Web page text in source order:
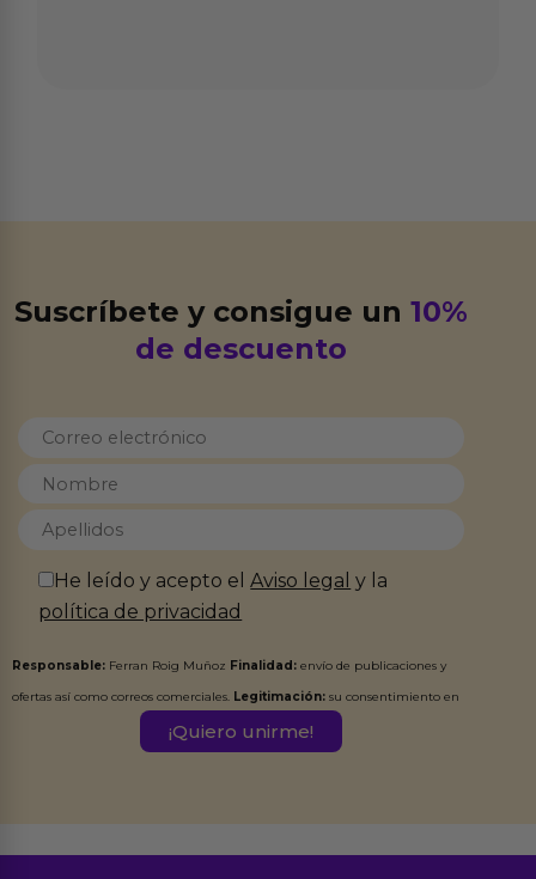
Suscríbete y consigue un10%
de descuento
He leído y acepto elAviso legal y la
política de privacidad
Responsable: Ferran Roig Muñoz Finalidad: envío de publicaciones y
ofertas así como correos comerciales. Legitimación: su consentimiento en
Destinatarios:Ferran Roig Muñoz. Podrás ejercer tus